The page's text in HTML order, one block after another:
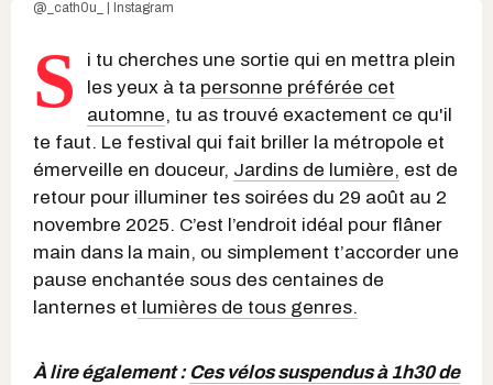
@_cath0u_ | Instagram
S
i tu cherches une sortie qui en mettra plein
les yeux à ta personne préférée cet
automne, tu as trouvé exactement ce qu'il
te faut. Le festival qui fait briller la métropole et
émerveille en douceur, Jardins de lumière, est de
retour pour illuminer tes soirées du 29 août au 2
novembre 2025. C’est l’endroit idéal pour flâner
main dans la main, ou simplement t’accorder une
pause enchantée sous des centaines de
lanternes et lumières de tous genres.
À lire également : Ces vélos suspendus à 1h30 de